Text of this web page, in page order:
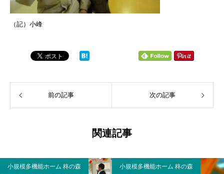
（記）小峰
前の記事 次の記事
関連記事
小規模多機能ホーム 柊の森 小規模多機能ホーム 柊の森